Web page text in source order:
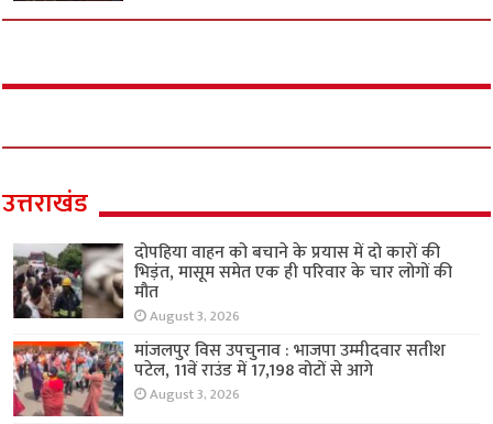
उत्तराखंड
दोपहिया वाहन को बचाने के प्रयास में दो कारों की
भिड़ंत, मासूम समेत एक ही परिवार के चार लोगों की
मौत
August 3, 2026
मांजलपुर विस उपचुनाव : भाजपा उम्मीदवार सतीश
पटेल, 11वें राउंड में 17,198 वोटों से आगे
August 3, 2026